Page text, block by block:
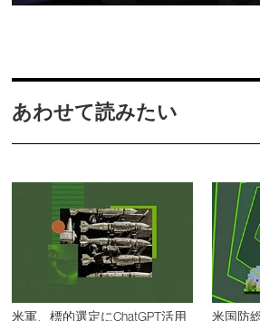
あわせて読みたい
米軍、標的選定にChatGPT活用 米国防